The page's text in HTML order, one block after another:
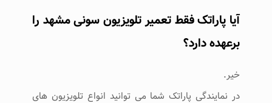
آیا پاراتک فقط تعمیر تلویزیون سونی مشهد را
برعهده دارد؟
خیر.
در نمایندگی پاراتک شما می توانید انواع تلویزیون های